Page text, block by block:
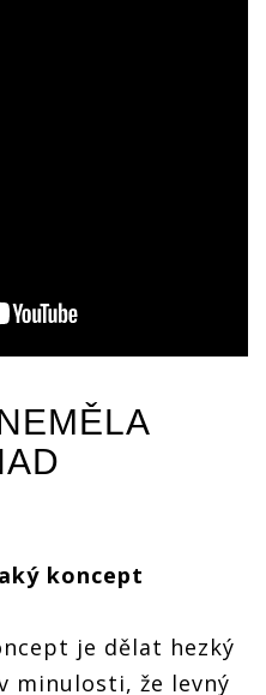
koncept
je dělat hezký
minulosti, že levný